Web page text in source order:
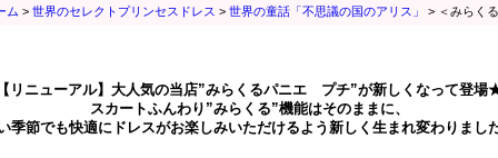
ム > 世界のセレクトプリンセスドレス > 世界の童話「不思議の国のアリス」 > ＜みらく
リニューアル】大人気の当店”みらくるパニエ プチ”が新しくなって登場
スカートふんわり”みらくる”機能はそのままに、
季節でも快適にドレスがお楽しみいただけるよう新しく生まれ変わりまし